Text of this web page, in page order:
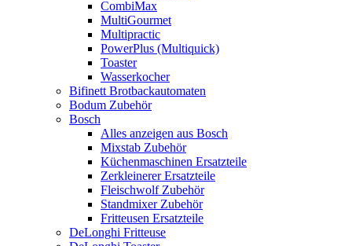
CombiMax
MultiGourmet
Multipractic
PowerPlus (Multiquick)
Toaster
Wasserkocher
Bifinett Brotbackautomaten
Bodum Zubehör
Bosch
Alles anzeigen aus Bosch
Mixstab Zubehör
Küchenmaschinen Ersatzteile
Zerkleinerer Ersatzteile
Fleischwolf Zubehör
Standmixer Zubehör
Fritteusen Ersatzteile
DeLonghi Fritteuse